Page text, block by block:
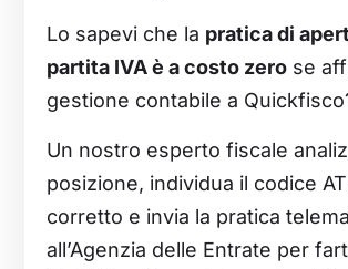
Lo sapevi che la pratica di
partita IVA è a costo zero se
gestione contabile a
Un nostro esperto fiscale
posizione, individua il codice
corretto e invia la pratica
all’Agenzia delle Entrate per